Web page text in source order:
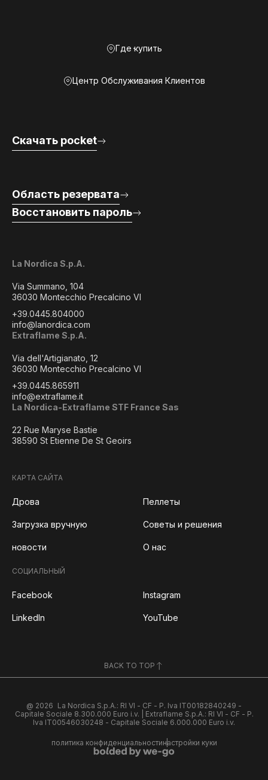
Где купить
Центр Обслуживания Клиентов
La Nordica S.p.A.
Via Summano, 104
36030 Montecchio Precalcino VI
+39.0445.804000
info@lanordica.com
Extraflame S.p.A.
Via dell'Artigianato, 12
36030 Montecchio Precalcino VI
+39.0445.865911
info@extraflame.it
La Nordica-Extraflame STF France Sas
22 Rue Maryse Bastie
38590 St Etienne De St Geoirs
Скачать pocket
Область резервата
Восстановить пароль
КАРТА САЙТА
Дрова Пеллеты
Загрузка вручную Советы и решения
новости О нас
СОЦИАЛЬНЫЙ
Facebook Instagram
LinkedIn YouTube
BACK TO TOP
@ 2026 La Nordica S.p.A.: RI VI - CF - P. Iva IT00182840249 -
Capitale Sociale 8.300.000 Euro i.v. | Extraflame S.p.A.: RI VI - CF - P.
Iva IT00546030248 - Capitale Sociale 6.000.000 Euro i.v.
политика конфиденциальностинастройки куки